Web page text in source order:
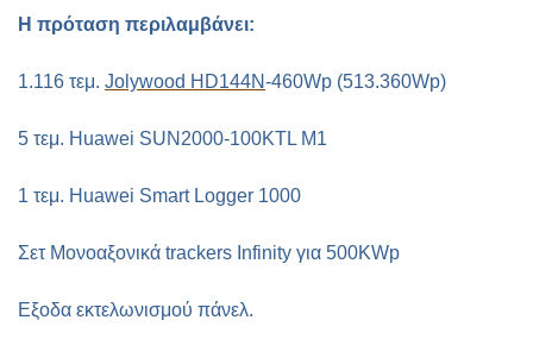
Η πρόταση περιλαμβάνει:
1.116 τεμ. Jolywood HD144N-460Wp (513.360Wp)
5 τεμ. Huawei SUN2000-100KTL M1
1 τεμ. Huawei Smart Logger 1000
Σετ Μονοαξονικά trackers Infinity για 500KWp
Εξοδα εκτελωνισμού πάνελ.